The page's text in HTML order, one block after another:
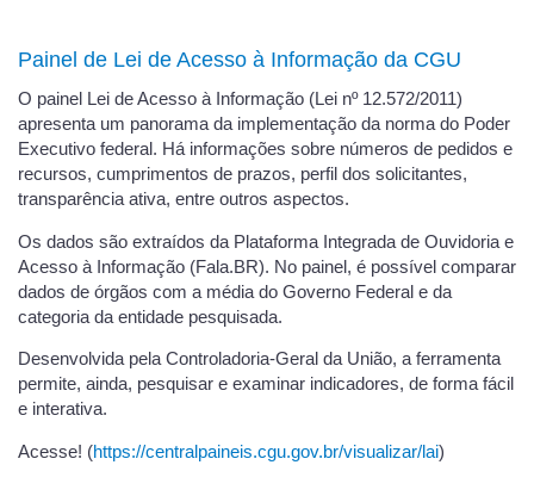
Painel de Lei de Acesso à Informação da CGU
O painel Lei de Acesso à Informação (Lei nº 12.572/2011)
apresenta um panorama da implementação da norma do Poder
Executivo federal. Há informações sobre números de pedidos e
recursos, cumprimentos de prazos, perfil dos solicitantes,
transparência ativa, entre outros aspectos.
Os dados são extraídos da Plataforma Integrada de Ouvidoria e
Acesso à Informação (Fala.BR). No painel, é possível comparar
dados de órgãos com a média do Governo Federal e da
categoria da entidade pesquisada.
Desenvolvida pela Controladoria-Geral da União, a ferramenta
permite, ainda, pesquisar e examinar indicadores, de forma fácil
e interativa.
Acesse! (https://centralpaineis.cgu.gov.br/visualizar/lai)